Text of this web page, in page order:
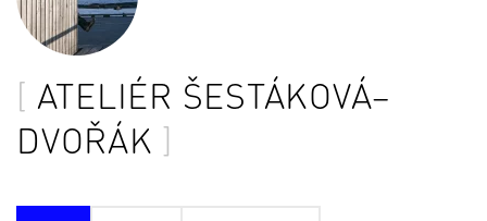
ATELIÉR ŠESTÁKOVÁ–
DVOŘÁK